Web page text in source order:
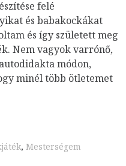
felé
és babakockákat
és így született meg
Nem vagyok varrónő,
módon,
minél több ötletemet
, Mesterségem